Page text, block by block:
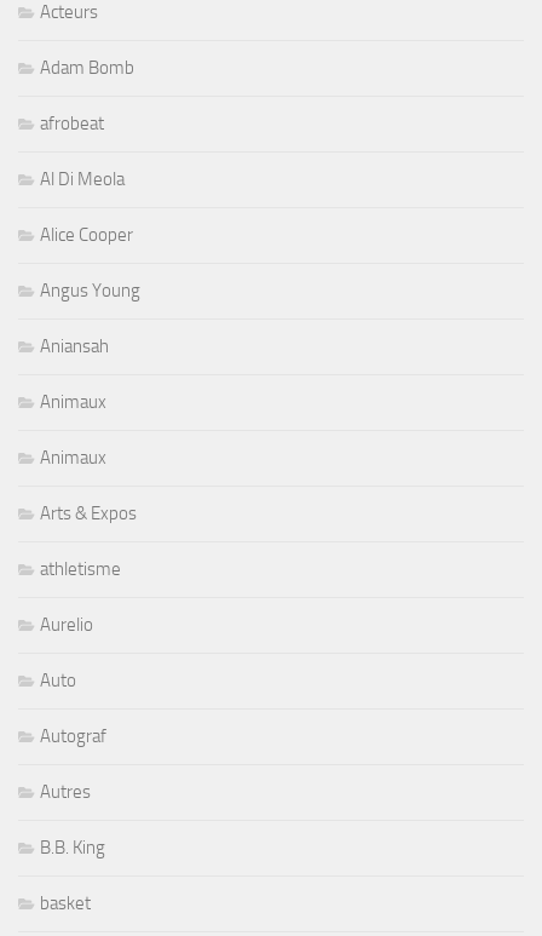
Acteurs
Adam Bomb
afrobeat
Al Di Meola
Alice Cooper
Angus Young
Aniansah
Animaux
Animaux
Arts & Expos
athletisme
Aurelio
Auto
Autograf
Autres
B.B. King
basket